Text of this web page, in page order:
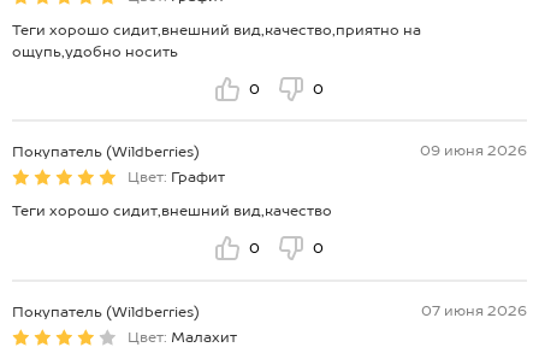
Теги хорошо сидит,внешний вид,качество,приятно на
ощупь,удобно носить
0 0
Покупатель (Wildberries)
09 июня 2026
Цвет: Графит
Теги хорошо сидит,внешний вид,качество
0 0
Покупатель (Wildberries)
07 июня 2026
Цвет: Малахит